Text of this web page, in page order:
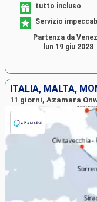
tutto incluso
Servizio
Partenza da
lun 19 giu 2028
ITALIA, MALTA,
11 giorni, Azamara